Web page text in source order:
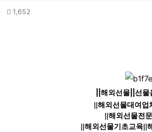
컨텐츠 정보
1,652조회
해외선물|| 선물
||해외선물대여업
||해외선물전
||해외선물기초교육||